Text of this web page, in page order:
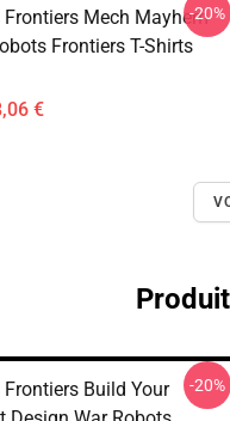
Frontiers Mech Mayhem
Frontiers T-Shirts
€
-20%
Build Your
-20%